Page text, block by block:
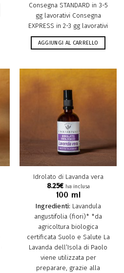
Consegna STANDARD in 3-5
gg lavorativi Consegna
EXPRESS in 2-3 gg lavorativi
AGGIUNGI AL CARRELLO
Idrolato di Lavanda vera
8.25€ Iva inclusa
100 ml
Ingredienti: Lavandula
angustifolia (fiori)* *da
agricoltura biologica
certificata Suolo e Salute La
Lavanda dell’Isola di Paolo
viene utilizzata per
preparare, grazie alla